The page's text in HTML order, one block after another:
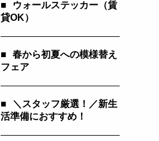
■
ウォールステッカー（賃
貸OK）
■
春から初夏への模様替え
フェア
■
＼スタッフ厳選！／新生
活準備におすすめ！